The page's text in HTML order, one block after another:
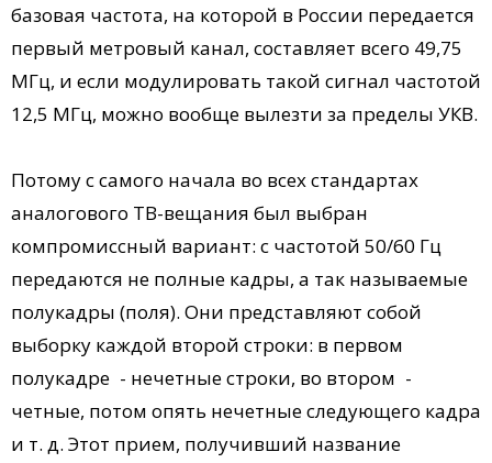
базовая частота, на которой в России передается
первый метровый канал, составляет всего 49,75
МГц, и если модулировать такой сигнал частотой
12,5 МГц, можно вообще вылезти за пределы УКВ.
Потому с самого начала во всех стандартах
аналогового ТВ-вещания был выбран
компромиссный вариант: с частотой 50/60 Гц
передаются не полные кад­ры, а так называемые
полукадры (поля). Они представляют собой
выборку каждой второй строки: в первом
полукадре - нечетные строки, во втором -
четные, потом опять нечетные следующего кадра
и т. д. Этот прием, получивший название